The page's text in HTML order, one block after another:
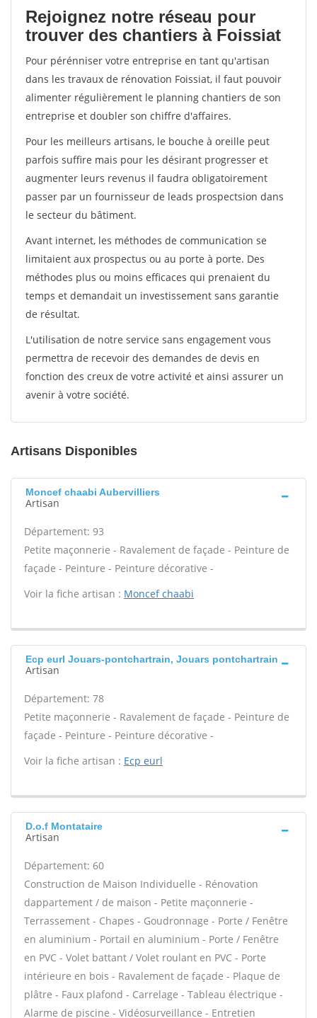
Rejoignez notre réseau pour
trouver des chantiers à Foissiat
Pour pérénniser votre entreprise en tant qu'artisan
dans les travaux de rénovation Foissiat, il faut pouvoir
alimenter régulièrement le planning chantiers de son
entreprise et doubler son chiffre d'affaires.
Pour les meilleurs artisans, le bouche à oreille peut
parfois suffire mais pour les désirant progresser et
augmenter leurs revenus il faudra obligatoirement
passer par un fournisseur de leads prospectsion dans
le secteur du bâtiment.
Avant internet, les méthodes de communication se
limitaient aux prospectus ou au porte à porte. Des
méthodes plus ou moins efficaces qui prenaient du
temps et demandait un investissement sans garantie
de résultat.
L'utilisation de notre service sans engagement vous
permettra de recevoir des demandes de devis en
fonction des creux de votre activité et ainsi assurer un
avenir à votre société.
Artisans Disponibles
Moncef chaabi Aubervilliers
Artisan
Département: 93
Petite maçonnerie - Ravalement de façade - Peinture de
façade - Peinture - Peinture décorative -
Voir la fiche artisan : Moncef chaabi
Ecp eurl Jouars-pontchartrain, Jouars pontchartrain
Artisan
Département: 78
Petite maçonnerie - Ravalement de façade - Peinture de
façade - Peinture - Peinture décorative -
Voir la fiche artisan : Ecp eurl
D.o.f Montataire
Artisan
Département: 60
Construction de Maison Individuelle - Rénovation
dappartement / de maison - Petite maçonnerie -
Terrassement - Chapes - Goudronnage - Porte / Fenêtre
en aluminium - Portail en aluminium - Porte / Fenêtre
en PVC - Volet battant / Volet roulant en PVC - Porte
intérieure en bois - Ravalement de façade - Plaque de
plâtre - Faux plafond - Carrelage - Tableau électrique -
Alarme de piscine - Vidéosurveillance - Entretien